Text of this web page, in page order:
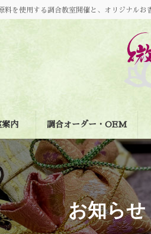
料を使用する調合教室開催と、オリジナル
案内 調合オーダー・OEM
お知らせ